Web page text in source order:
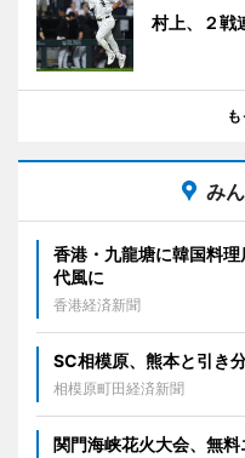
村上、２
み
香港・九龍塘に韓国料
代風に
香港経済新聞
SC相模原、熊本と引
相模原町田経済新聞
関門海峡花火大会、無